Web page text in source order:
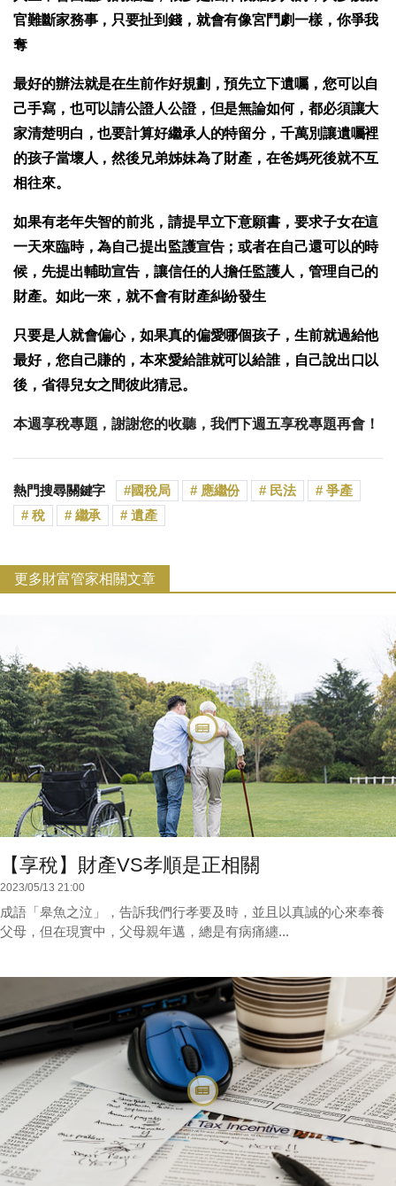
官難斷家務事，只要扯到錢，就會有像宮鬥劇一樣，你爭我
奪
最好的辦法就是在生前作好規劃，預先立下遺囑，您可以自
己手寫，也可以請公證人公證，但是無論如何，都必須讓大
家清楚明白，也要計算好繼承人的特留分，千萬別讓遺囑裡
的孩子當壞人，然後兄弟姊妹為了財產，在爸媽死後就不互
相往來。
如果有老年失智的前兆，請提早立下意願書，要求子女在這
一天來臨時，為自己提出監護宣告；或者在自己還可以的時
候，先提出輔助宣告，讓信任的人擔任監護人，管理自己的
財產。如此一來，就不會有財產糾紛發生
只要是人就會偏心，如果真的偏愛哪個孩子，生前就過給他
最好，您自己賺的，本來愛給誰就可以給誰，自己說出口以
後，省得兒女之間彼此猜忌。
本週享稅專題，謝謝您的收聽， 我們下週五享稅專題再會！
熱門搜尋關鍵字 國稅局 應繼份 民法
爭產
稅
繼承 遺產
更多財富管家相關文章
【享稅】財產VS孝順是正相關
2023/05/13 21:00
成語「皋魚之泣」，告訴我們行孝要及時，並且以真誠的心來奉養
父母，但在現實中，父母親年邁，總是有病痛纏...